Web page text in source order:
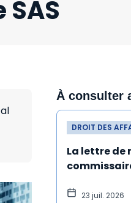
À consulter
DROIT DES
La lettre de
apports
une 23 juil. 2026